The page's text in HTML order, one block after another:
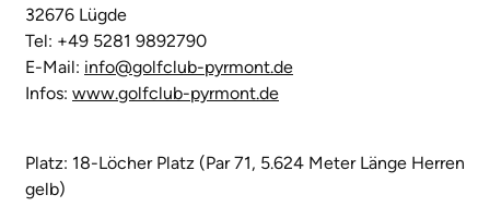
32676 Lügde
Tel: +49 5281 9892790
E-Mail: info@golfclub-pyrmont.de
Infos: www.golfclub-pyrmont.de
Platz: 18-Löcher Platz (Par 71, 5.624 Meter Länge Herren
gelb)